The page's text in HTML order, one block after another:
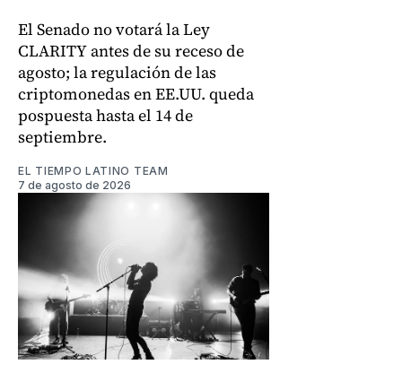
El Senado no votará la Ley
CLARITY antes de su receso de
agosto; la regulación de las
criptomonedas en EE.UU. queda
pospuesta hasta el 14 de
septiembre.
EL TIEMPO LATINO TEAM
7 de agosto de 2026